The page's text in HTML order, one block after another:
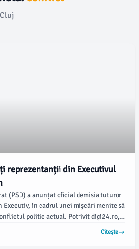
reprezentanții din Executivul
(PSD) a anunțat oficial demisia tuturor
Executiv, în cadrul unei mișcări menite să
politic actual. Potrivit digi24.ro,
secretari de stat, subsecretari de stat,
de partid în Guvernul lui Ilie
Citește